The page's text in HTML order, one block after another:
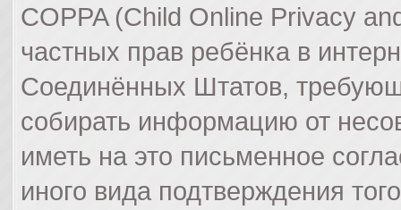
COPPA (Child Online Privacy
частных прав ребёнка в
Соединённых Штатов,
собирать информацию от
иметь на это письменное
иного вида подтверждения